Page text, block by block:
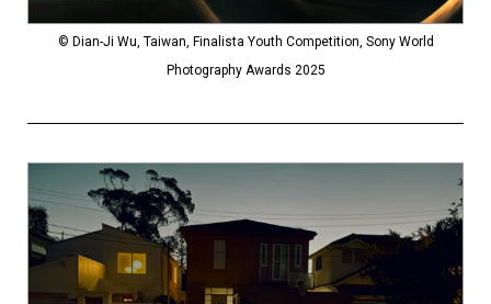
© Dian-Ji Wu, Taiwan, Finalista Youth Competition, Sony World
Photography Awards 2025